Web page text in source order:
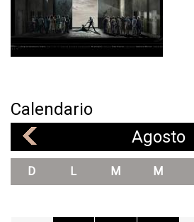
Calendario
Agosto
D L M M